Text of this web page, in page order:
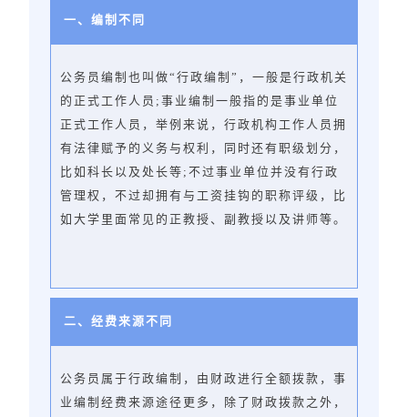
一、编制不同
公务员编制也叫做“行政编制”，一般是行政机关
的正式工作人员;事业编制一般指的是事业单位
正式工作人员，举例来说，行政机构工作人员拥
有法律赋予的义务与权利，同时还有职级划分，
比如科长以及处长等;不过事业单位并没有行政
管理权，不过却拥有与工资挂钩的职称评级，比
如大学里面常见的正教授、副教授以及讲师等。
二、经费来源不同
公务员属于行政编制，由财政进行全额拨款，事
业编制经费来源途径更多，除了财政拨款之外，